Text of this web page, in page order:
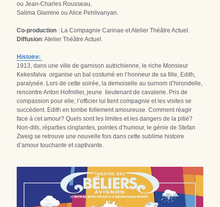
ou Jean-Charles Rousseau,
Salima Glamine ou Alice Pehlivanyan.
Co-production : La Compagnie Carinae et Atelier Théâtre Actuel.
Diffusion: Atelier Théâtre Actuel.
Histoire:
1913, dans une ville de garnison autrichienne, le riche Monsieur
Kekesfalva  organise un bal costumé en l’honneur de sa fille, Edith,
paralysée. Lors de cette soirée, la demoiselle au surnom d’hirondelle,
rencontre Anton Hofmiller, jeune  lieutenant de cavalerie. Pris de
compassion pour elle, l’officier lui tient compagnie et les visites se
succèdent. Edith en tombe follement amoureuse. Comment réagir
face à cet amour? Quels sont les limites et les dangers de la pitié?
Non-dits, réparties cinglantes, pointes d’humour, le génie de Stefan
Zweig se retrouve une nouvelle fois dans cette sublime histoire
d’amour touchante et captivante.